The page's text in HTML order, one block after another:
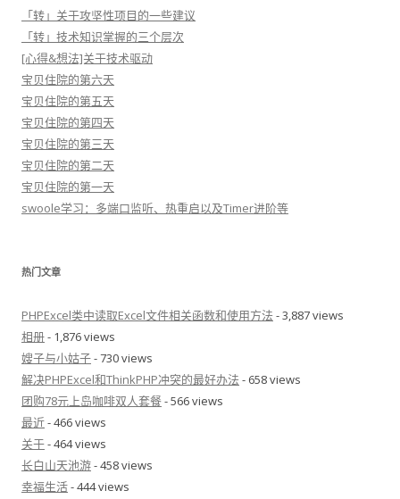
「转」关于攻坚性项目的一些建议
「转」技术知识掌握的三个层次
[心得&想法]关于技术驱动
宝贝住院的第六天
宝贝住院的第五天
宝贝住院的第四天
宝贝住院的第三天
宝贝住院的第二天
宝贝住院的第一天
swoole学习：多端口监听、热重启以及Timer进阶等
热门文章
PHPExcel类中读取Excel文件相关函数和使用方法 - 3,887 views
相册- 1,876 views
嫂子与小姑子- 730 views
解决PHPExcel和ThinkPHP冲突的最好办法 - 658 views
团购78元上岛咖啡双人套餐- 566 views
最近- 466 views
关于- 464 views
长白山天池游- 458 views
幸福生活- 444 views